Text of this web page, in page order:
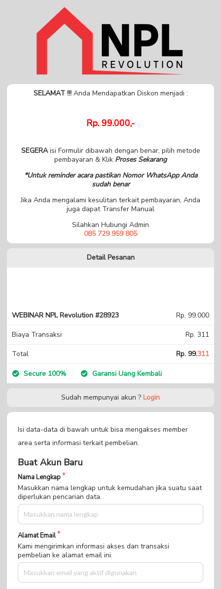
SELAMAT !!!Anda Mendapatkan Diskon menjadi :
Rp. 99.000,-
SEGERAisi Formulir dibawah dengan benar, pilih metode
pembayaran & Klik Proses Sekarang
*Untuk reminder acara pastikan Nomor WhatsApp Anda
sudah benar
Jika Anda mengalami kesulitan terkait pembayaran, Anda
juga dapat Transfer Manual
Silahkan Hubungi Admin
085 729 959 805
Detail Pesanan
WEBINAR NPL Revolution #28923 Rp. 99.000
Biaya Transaksi Rp. 311
Total Rp. 99.311
Secure 100% Garansi Uang Kembali
Sudah mempunyai akun ? Login
Isi data-data di bawah untuk bisa mengakses member
area serta informasi terkait pembelian.
Buat Akun Baru
Nama Lengkap
Masukkan nama lengkap untuk kemudahan jika suatu saat
diperlukan pencarian data.
Alamat Email
Kami mengirimkan informasi akses dan transaksi
pembelian ke alamat email ini.